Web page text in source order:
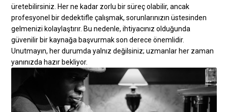
üretebilirsiniz. Her ne kadar zorlu bir süreç olabilir, ancak
profesyonel bir dedektifle çalışmak, sorunlarınızın üstesinden
gelmenizi kolaylaştırır. Bu nedenle, ihtiyacınız olduğunda
güvenilir bir kaynağa başvurmak son derece önemlidir.
Unutmayın, her durumda yalnız değilsiniz; uzmanlar her zaman
yanınızda hazır bekliyor.